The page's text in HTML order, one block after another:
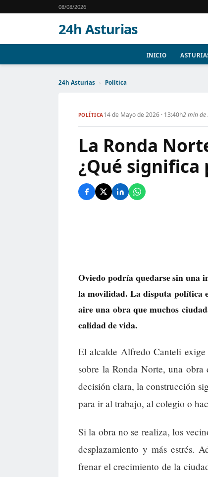
08/08/2026
24h Asturias
INICIO
24h Asturias › Política
POLÍTICA14 de Mayo de 2026 · 13:40h2 min de
La Ronda
¿Qué significa
Oviedo podría quedarse sin una
la movilidad. La disputa política
aire una obra que muchos
calidad de vida.
El alcalde Alfredo Canteli exige
sobre la Ronda Norte, una
decisión clara, la construcción
para ir al trabajo, al colegio o
Si la obra no se realiza, los
desplazamiento y más estrés.
frenar el crecimiento de la